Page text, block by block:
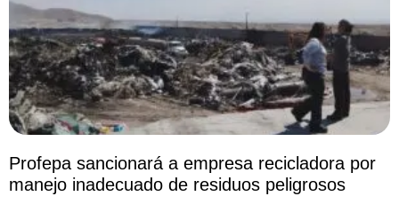
Profepa sancionará a empresa recicladora por
manejo inadecuado de residuos peligrosos